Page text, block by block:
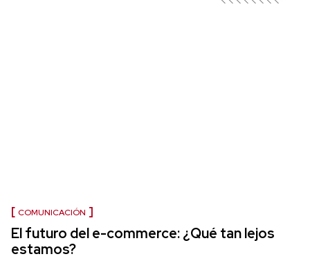
COMUNICACIÓN
El futuro del e-commerce: ¿Qué tan lejos
estamos?